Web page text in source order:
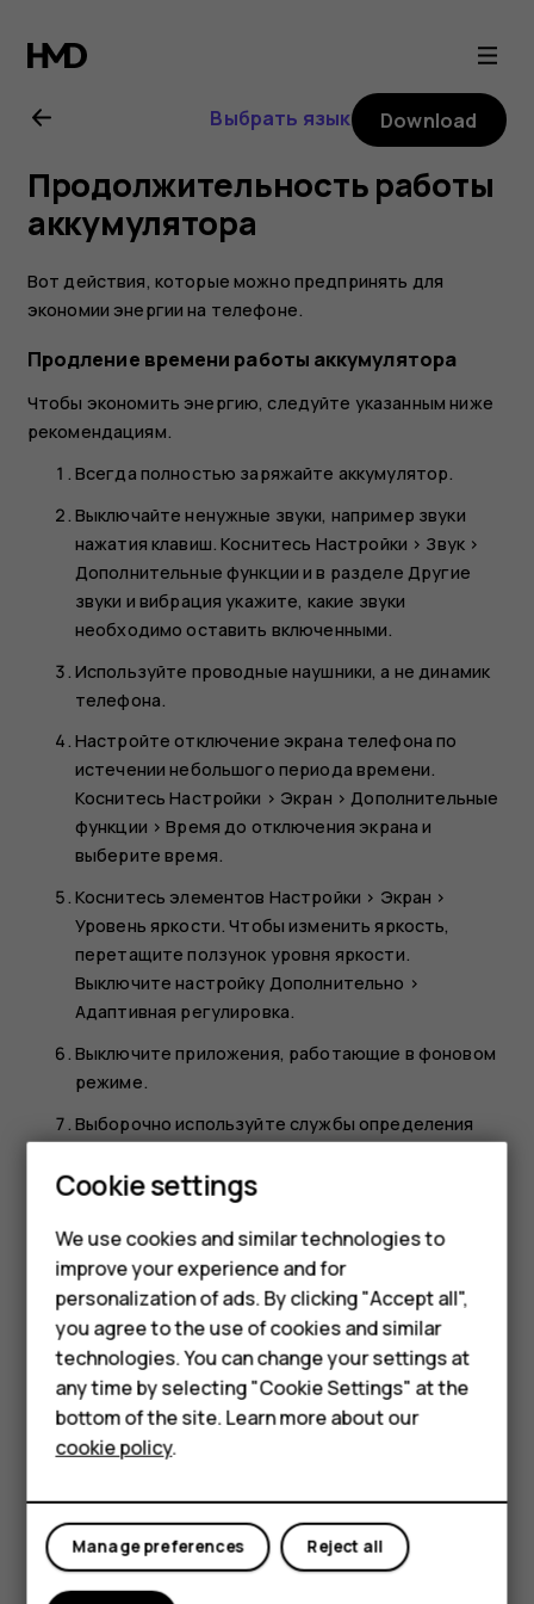
Nokia
G11
user
guide
Smartphones
Feature phones
Phones for kids
Accessories
HMD Terra M
For business
Tablets
Выбрать язык Download
Продолжительность работы
аккумулятора
Вот действия, которые можно предпринять для
экономии энергии на телефоне.
Продление времени работы аккумулятора
Чтобы экономить энергию, следуйте указанным ниже
рекомендациям.
Всегда полностью заряжайте аккумулятор.
Выключайте ненужные звуки, например звуки
нажатия клавиш. Коснитесь Настройки > Звук>
Дополнительные функции и в разделе Другие
звуки и вибрация укажите, какие звуки
необходимо оставить включенными.
Используйте проводные наушники, а не динамик
телефона.
Настройте отключение экрана телефона по
истечении небольшого периода времени.
КоснитесьНастройки > Экран >Дополнительные
функции >Время до отключения экрана и
выберите время.
Коснитесь элементов Настройки > Экран >
Уровень яркости. Чтобы изменить яркость,
перетащите ползунок уровня яркости.
Выключите настройку Дополнительно >
Адаптивная регулировка.
Выключите приложения, работающие в фоновом
режиме.
Выборочно используйте службы определения
определения местоположения, когда они не
требуются. Коснитесь
отключитеОпределять местоположение.
Используйте сетевые подключения
избирательно: включайте Bluetooth только при
необходимости. Для подключения к Интернету
используйте Wi-Fi, а не передачу данных по
мобильной сети. Отключите в телефоне функцию
сканирования доступных беспроводных сетей.
КоснитесьНастройки
слушаете музыку на телефоне или используете
его каким-либо другим образом и не хотите
совершать или принимать вызовы, включите
режим полета. Коснитесь элементов
Cookie settings
We use cookies and similar technologies to
improve your experience and for
personalization of ads. By clicking "Accept all",
you agree to the use of cookies and similar
technologies. You can change your settings at
any time by selecting "Cookie Settings" at the
bottom of the site. Learn more about our
cookie policy.
Reject all
Manage preferences